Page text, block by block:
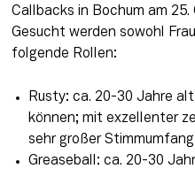
Callbacks in Bochum am
Gesucht werden sowohl
folgende Rollen:
Rusty: ca. 20-30 Jahre
können; mit exzellenter
sehr großer Stimmumfang
Greaseball: ca. 20-30